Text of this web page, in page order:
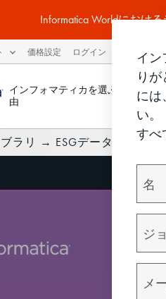
Informatica Worldにおけ
インフォマティカを選ぶ理
由
価格設定 ログイン
イ
り
には
い。
すべ
ラリ → ESGデータマネジメ